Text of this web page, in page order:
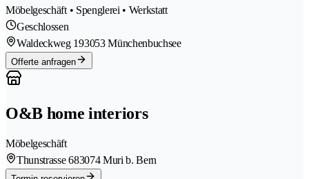
Möbelgeschäft • Spenglerei • Werkstatt
Geschlossen
Waldeckweg 193053 Münchenbuchsee
Offerte anfragen
O&B home interiors
Möbelgeschäft
Thunstrasse 683074 Muri b. Bern